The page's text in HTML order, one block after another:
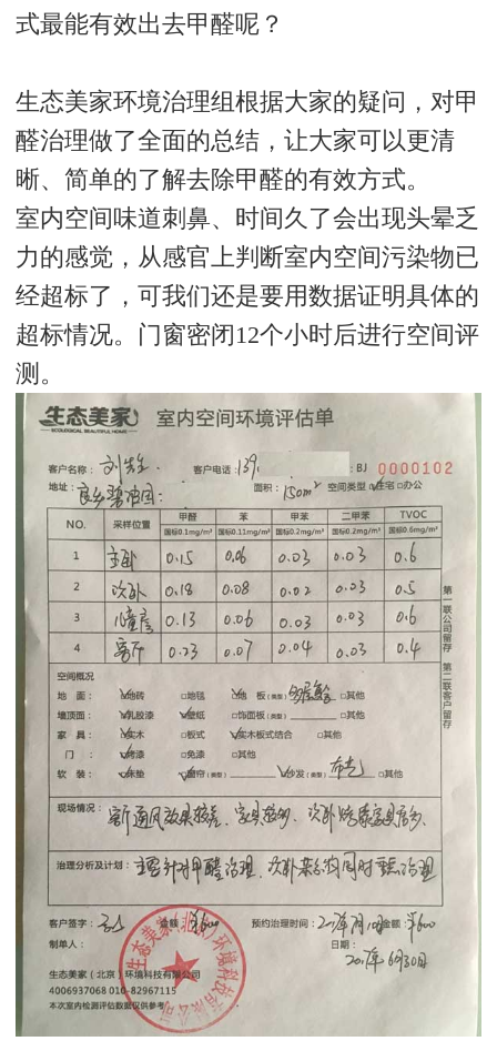
式最能有效出去甲醛呢？
生态美家环境治理组根据大家的疑问，对甲
醛治理做了全面的总结，让大家可以更清
晰、简单的了解去除甲醛的有效方式。
室内空间味道刺鼻、时间久了会出现头晕乏
力的感觉，从感官上判断室内空间污染物已
经超标了，可我们还是要用数据证明具体的
超标情况。门窗密闭12个小时后进行空间评
测。